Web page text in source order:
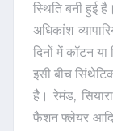
स्थिति बनी हुई है।
अधिकांश
दिनों में कॉटन
इसी बीच
हैै। रेमंड,
फैशन फ्लेयर आदि